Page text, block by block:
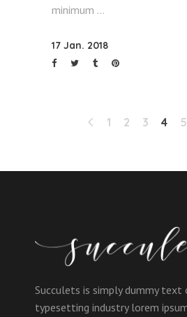
minimum
17 Jan. 2018
1 2 3 4 5
Succulets is simply dummy
typesetting industry lorem